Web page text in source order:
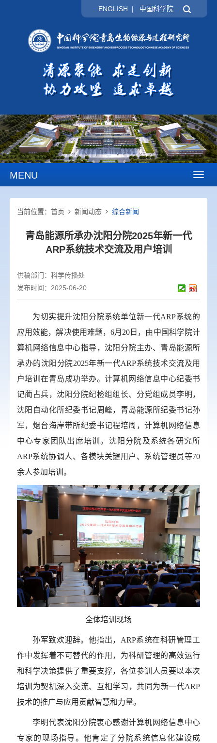
ENGLISH | 中国科学院
MENU
当前位置： 首页 新闻动态 综合新闻
青岛能源所承办沈阳分院2025年新一代
ARP系统技术交流及用户培训
供稿部门： 科学传播处
发布时间：2025-06-20
为切实提升沈阳分院系统单位新一代ARP系统的
应用效能，解决使用难题，6月 20 日，由中国科学院计
算机网络信息中心指导，沈阳分院主办、青岛能源所
承办的沈阳分院2025年新一代ARP系统技术交流及用
户培训在青岛成功举办。计算机网络信息中心纪委书
记蔺占兵，沈阳分院纪检组组长、分党组成员李明，
沈阳自动化所纪委书记周峰，青岛能源所纪委书记孙
军，烟台海岸带所纪委书记程培周，计算机网络信息
中心专家团队出席培训。沈阳分院及系统各研究所
ARP系统协调人、各模块关键用户、系统管理员等70
余人参加培训。
全体培训现场
孙军致欢迎辞。他指出， ARP系统在科研管理工
作中发挥着不可替代的作用，为科研管理的高效运行
和科学决策提供了重要支撑，各位参训人员要以本次
培训为契机深入交流、互相学习，共同为新一代ARP
技术的推广与应用贡献智慧和力量。
李明代表沈阳分院衷心感谢计算机网络信息中心
专家的现场指导。他肯定了分院系统信息化建设成